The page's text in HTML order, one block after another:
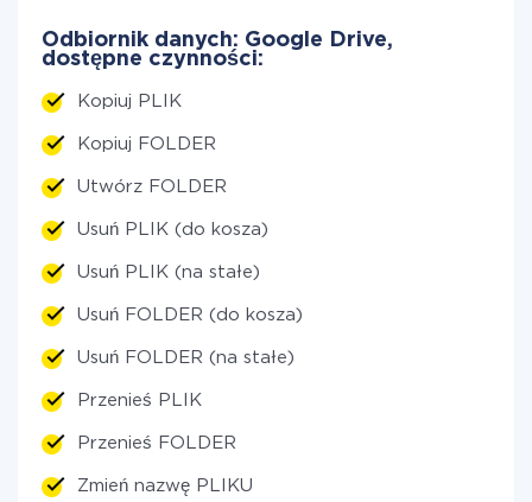
Odbiornik danych: Google Drive,
dostępne czynności:
Kopiuj PLIK
Kopiuj FOLDER
Utwórz FOLDER
Usuń PLIK (do kosza)
Usuń PLIK (na stałe)
Usuń FOLDER (do kosza)
Usuń FOLDER (na stałe)
Przenieś PLIK
Przenieś FOLDER
Zmień nazwę PLIKU